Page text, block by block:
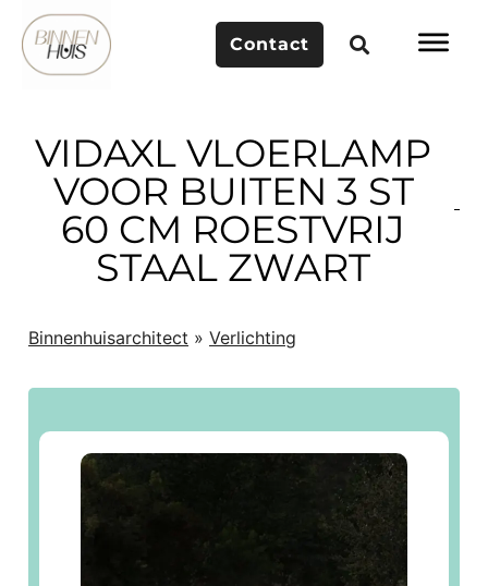
Contact
VIDAXL VLOERLAMP
VOOR BUITEN 3 ST
60 CM ROESTVRIJ
STAAL ZWART
Binnenhuisarchitect » Verlichting